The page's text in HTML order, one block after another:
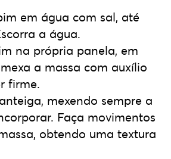
em água com sal, até
a água.
na própria panela, em
a massa com auxílio
firme.
mexendo sempre a
Faça movimentos
obtendo uma textura